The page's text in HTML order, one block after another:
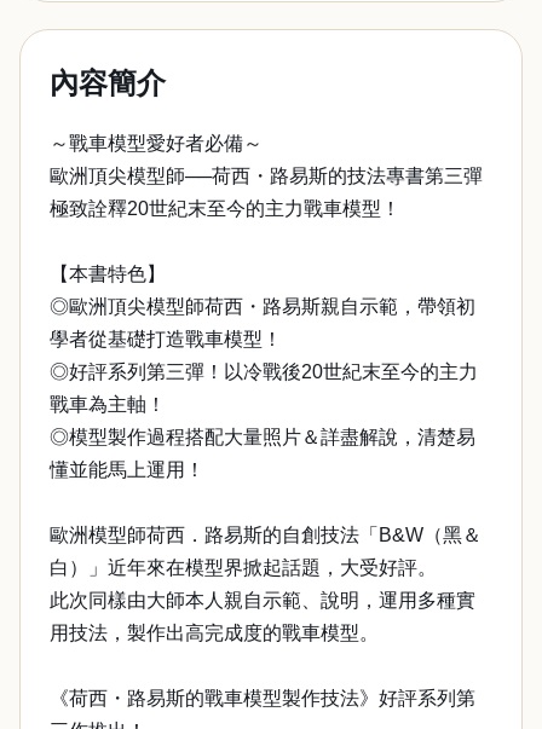
內容簡介
～戰車模型愛好者必備～
歐洲頂尖模型師──荷西・路易斯的技法專書第三彈
極致詮釋20世紀末至今的主力戰車模型！
【本書特色】
◎歐洲頂尖模型師荷西・路易斯親自示範，帶領初
學者從基礎打造戰車模型！
◎好評系列第三彈！以冷戰後20世紀末至今的主力
戰車為主軸！
◎模型製作過程搭配大量照片＆詳盡解說，清楚易
懂並能馬上運用！
歐洲模型師荷西．路易斯的自創技法「B&W（黑＆
白）」近年來在模型界掀起話題，大受好評。
此次同樣由大師本人親自示範、說明，運用多種實
用技法，製作出高完成度的戰車模型。
《荷西・路易斯的戰車模型製作技法》好評系列第